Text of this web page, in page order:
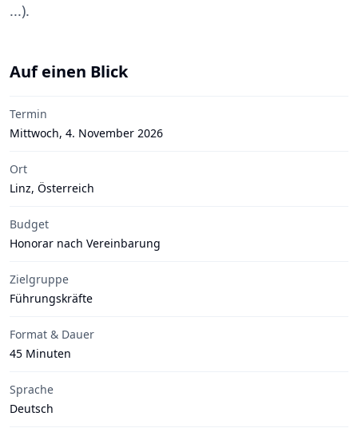
...).
Auf einen Blick
Termin
Mittwoch, 4. November 2026
Ort
Linz, Österreich
Budget
Honorar nach Vereinbarung
Zielgruppe
Führungskräfte
Format & Dauer
45 Minuten
Sprache
Deutsch